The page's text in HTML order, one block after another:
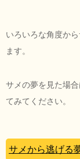
いろいろな角度か
ます。
サメの夢を見た場
てみてください。
サメから逃げる